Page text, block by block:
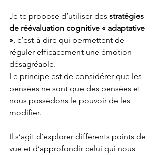
Je te propose d’utiliser des stratégies
de réévaluation cognitive « adaptative
» , c’est-à-dire qui permettent de
réguler efficacement une émotion
désagréable.
Le principe est de considérer que les
pensées ne sont que des pensées et
nous possédons le pouvoir de les
modifier.
Il s’agit d’explorer différents points de
vue et d’approfondir celui qui nous